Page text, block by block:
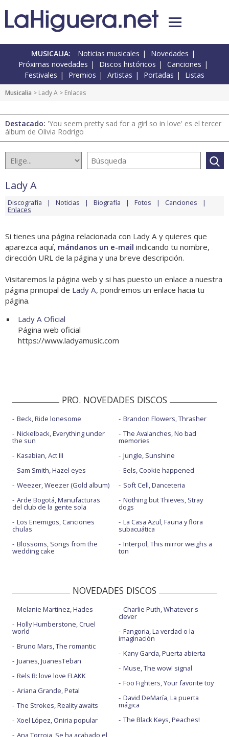
MUSICALIA: Noticias musicales
Novedades
Próximas novedades
Discos históricos
Canciones
Festivales
Premios Artistas Portadas Listas
Musicalia > Lady A > Enlaces
Destacado: 'You seem pretty sad for a girl so in love' es el tercer
álbum de Olivia Rodrigo
Lady A
Discografía Noticias Biografía Fotos Canciones
Enlaces
Si tienes una página relacionada con Lady A y quieres que
aparezca aquí, mándanos un e-mail indicando tu nombre,
dirección URL de la página y una breve descripción.
Visitaremos la página web y si has puesto un enlace a nuestra
página principal de Lady A, pondremos un enlace hacia tu
página.
Lady A Oficial
Página web oficial
https://www.ladyamusic.com
PRO. NOVEDADES DISCOS
Beck, Ride lonesome
Nickelback, Everything under
the sun
Kasabian, Act III
Sam Smith, Hazel eyes
Weezer, Weezer (Gold album)
Arde Bogotá, Manufacturas
del club de la gente sola
Los Enemigos, Canciones
chulas
Blossoms, Songs from the
wedding cake
Brandon Flowers, Thrasher
The Avalanches, No bad
memories
Jungle, Sunshine
Eels, Cookie happened
Soft Cell, Danceteria
Nothing but Thieves, Stray
dogs
La Casa Azul, Fauna y flora
subacuática
Interpol, This mirror weighs a
ton
NOVEDADES DISCOS
Melanie Martinez, Hades
Holly Humberstone, Cruel
world
Bruno Mars, The romantic
Juanes, JuanesTeban
Rels B: love love FLAKK
Ariana Grande, Petal
The Strokes, Reality awaits
Xoel López, Oniria popular
Ana Torroja, Se ha acabado el
Charlie Puth, Whatever's
clever
Fangoria, La verdad o la
imaginación
Kany García, Puerta abierta
Muse, The wow! signal
Foo Fighters, Your favorite toy
David DeMaría, La puerta
mágica
The Black Keys, Peaches!